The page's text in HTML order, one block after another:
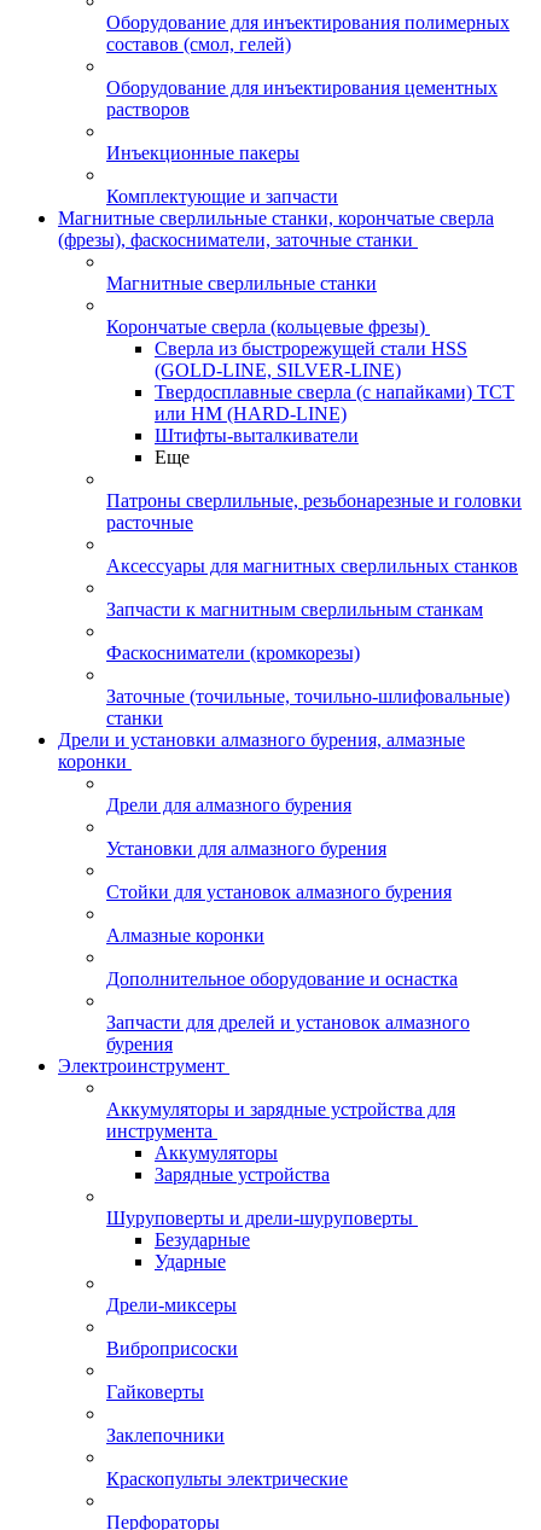
Оборудование для инъектирования полимерных
составов (смол, гелей)
Оборудование для инъектирования цементных
растворов
Инъекционные пакеры
Комплектующие и запчасти
Магнитные сверлильные станки, корончатые сверла
(фрезы), фаскосниматели, заточные станки
Магнитные сверлильные станки
Корончатые сверла (кольцевые фрезы)
Сверла из быстрорежущей стали HSS
(GOLD-LINE, SILVER-LINE)
Твердосплавные сверла (с напайками) ТСТ
или HM (HARD-LINE)
Штифты-выталкиватели
Еще
Патроны сверлильные, резьбонарезные и головки
расточные
Аксессуары для магнитных сверлильных станков
Запчасти к магнитным сверлильным станкам
Фаскосниматели (кромкорезы)
Заточные (точильные, точильно-шлифовальные)
станки
Дрели и установки алмазного бурения, алмазные
коронки
Дрели для алмазного бурения
Установки для алмазного бурения
Стойки для установок алмазного бурения
Алмазные коронки
Дополнительное оборудование и оснастка
Запчасти для дрелей и установок алмазного
бурения
Электроинструмент
Аккумуляторы и зарядные устройства для
инструмента
Аккумуляторы
Зарядные устройства
Шуруповерты и дрели-шуруповерты
Безударные
Ударные
Дрели-миксеры
Виброприсоски
Гайковерты
Заклепочники
Краскопульты электрические
Перфораторы